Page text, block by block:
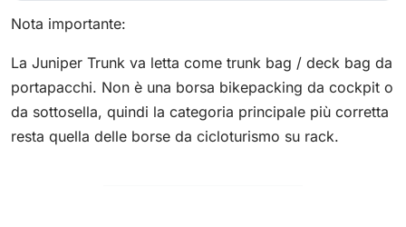
Nota importante:
La Juniper Trunk va letta come trunk bag / deck bag da
portapacchi. Non è una borsa bikepacking da cockpit o
da sottosella, quindi la categoria principale più corretta
resta quella delle borse da cicloturismo su rack.